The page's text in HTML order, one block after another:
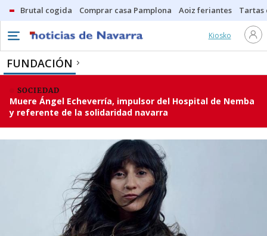
Brutal cogida Comprar casa Pamplona Aoiz feriantes Tartas
Kiosko
FUNDACIÓN
SOCIEDAD
Muere Ángel Echeverría, impulsor del Hospital de Nemba
y referente de la solidaridad navarra